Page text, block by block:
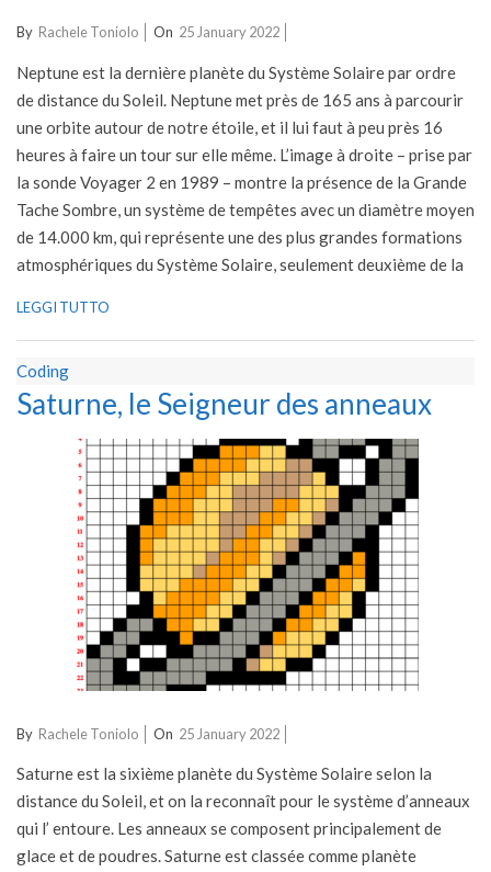
2022-
25
By Rachele Toniolo On 25 January 2022
Neptune est la dernière planète du Système Solaire par ordre
de distance du Soleil. Neptune met près de 165 ans à parcourir
une orbite autour de notre étoile, et il lui faut à peu près 16
heures à faire un tour sur elle même. L’image à droite – prise par
la sonde Voyager 2 en 1989 – montre la présence de la Grande
Tache Sombre, un système de tempêtes avec un diamètre moyen
de 14.000 km, qui représente une des plus grandes formations
atmosphériques du Système Solaire, seulement deuxième de la
LEGGI TUTTO
Coding
Saturne, le Seigneur des anneaux
2022-
25
By Rachele Toniolo On 25 January 2022
Saturne est la sixième planète du Système Solaire selon la
distance du Soleil, et on la reconnaît pour le système d’anneaux
qui l’ entoure. Les anneaux se composent principalement de
glace et de poudres. Saturne est classée comme planète